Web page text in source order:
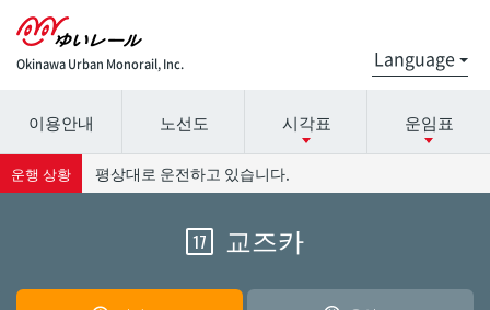
Okinawa Urban Monorail, Inc.
시간표 세부 정보의 방송국 이름을 선택하십시오.
나하공항
요금표에 대한 자세한 내용은 역 이름을 선택하십시오.
나하공항
이용안내 노선도 시각표 운임표
운행 상황 평상대로 운전하고 있습니다.
17 교즈카